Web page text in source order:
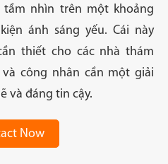
nhìn trên một khoảng
ánh sáng yếu. Cái này
thiết cho các nhà thám
công nhân cần một giải
và đáng tin cậy.
Now